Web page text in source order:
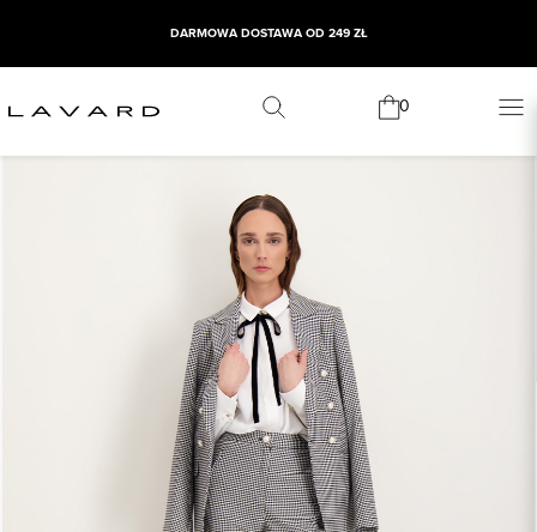
DARMOWA DOSTAWA OD 249 ZŁ
0